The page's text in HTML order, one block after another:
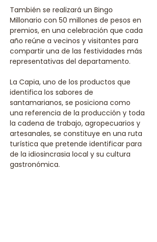
También se realizará un Bingo
Millonario con 50 millones de pesos en
premios, en una celebración que cada
año reúne a vecinos y visitantes para
compartir una de las festividades más
representativas del departamento.
La Capia, uno de los productos que
identifica los sabores de
santamarianos, se posiciona como
una referencia de la producción y toda
la cadena de trabajo, agropecuarios y
artesanales, se constituye en una ruta
turística que pretende identificar para
de la idiosincrasia local y su cultura
gastronómica.